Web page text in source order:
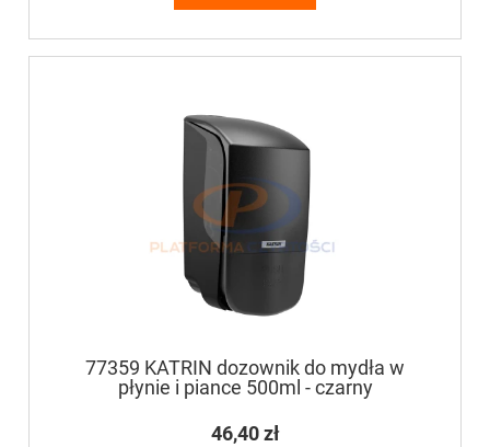
77359 KATRIN dozownik do mydła w
płynie i piance 500ml - czarny
46,40 zł